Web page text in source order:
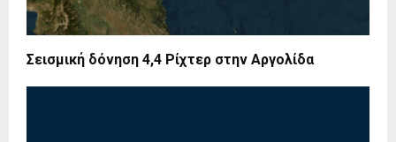
Σεισμική δόνηση 4,4 Ρίχτερ στην Αργολίδα